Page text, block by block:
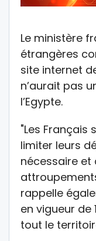
Le ministère
étrangères
site internet
n’aurait pas
l’Egypte.
"Les Français
limiter leurs
nécessaire et
rappelle
en vigueur de
tout le